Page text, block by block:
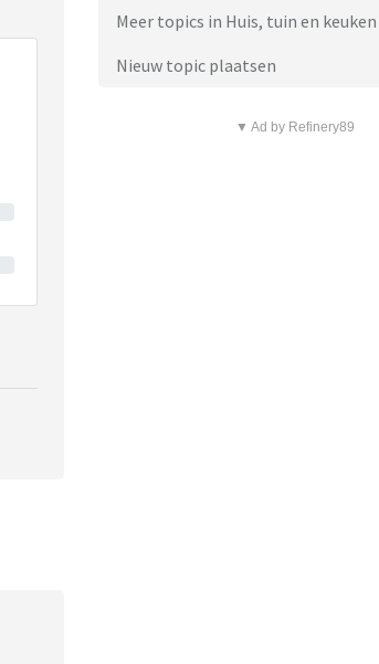
Meer topics in Huis, tuin en keuken
Nieuw topic plaatsen
▼ Ad by Refinery89